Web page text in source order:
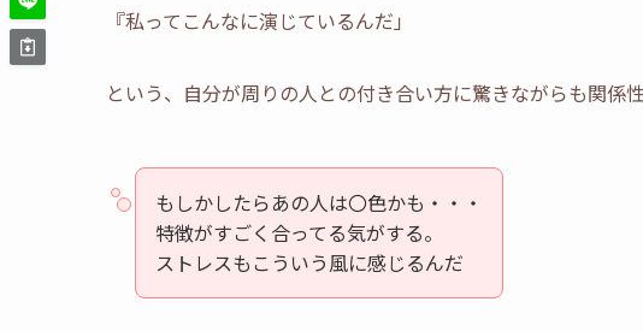
『私ってこんなに演じているんだ」
という、自分が周りの人との付き合い方に驚きながらも関係
もしかしたらあの人は〇色かも・・・
特徴がすごく合ってる気がする。
ストレスもこういう風に感じるんだ